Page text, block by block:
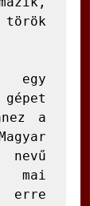
egy
a
mai
erre